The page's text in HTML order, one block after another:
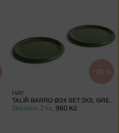
−20 %
TALÍŘ BARRO Ø24 SET 2KS, GREEN
HAY
Skladem 2 ks, 960 Kč